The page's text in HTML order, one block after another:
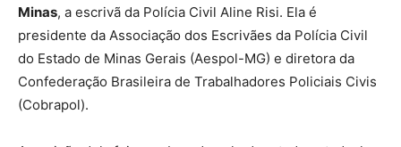
Minas, a escrivã da Polícia Civil Aline Risi. Ela é
presidente da Associação dos Escrivães da Polícia Civil
do Estado de Minas Gerais (Aespol-MG) e diretora da
Confederação Brasileira de Trabalhadores Policiais Civis
(Cobrapol).